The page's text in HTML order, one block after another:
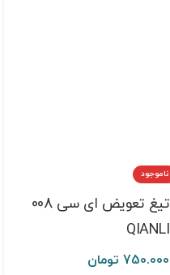
ناموجود
تیغ تعویض ای سی 008
QIANLI
750.000 تومان